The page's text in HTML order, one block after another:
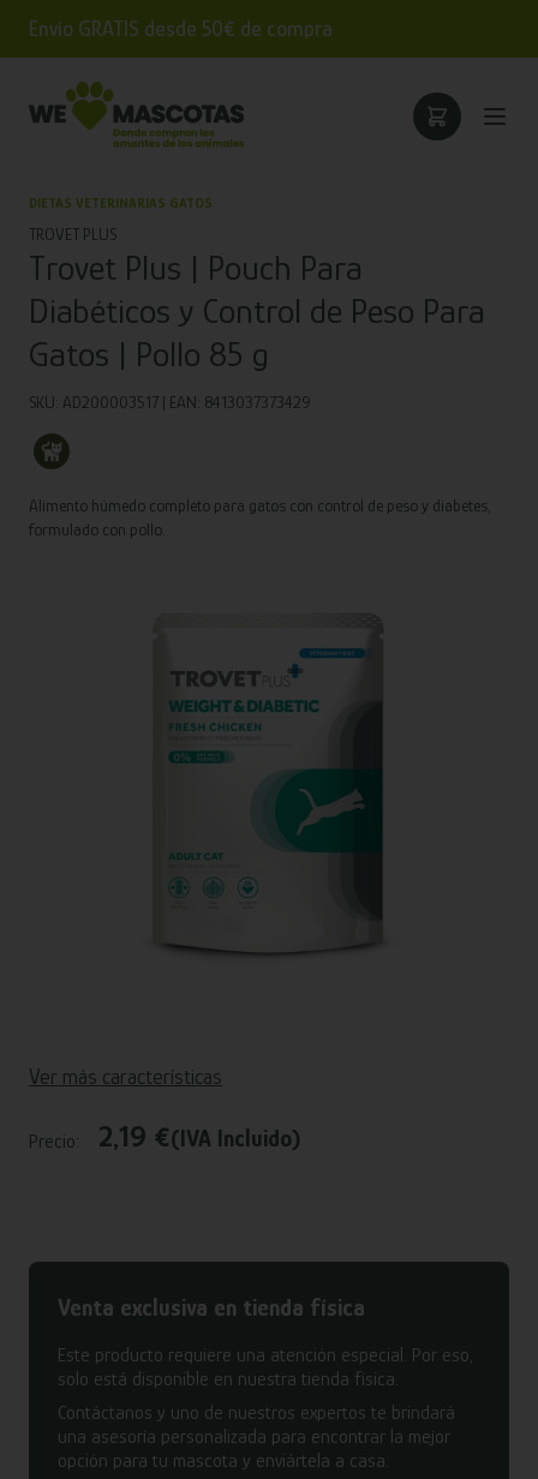
Envío GRATIS desde 50€ de compra
DIETAS VETERINARIAS GATOS
TROVET PLUS
Trovet Plus | Pouch Para
Diabéticos y Control de Peso Para
Gatos | Pollo 85 g
SKU: AD200003517 | EAN: 8413037373429
Alimento húmedo completo para gatos con control de peso y diabetes,
formulado con pollo.
Ver más características
Precio: 2,19 €(IVA Incluido)
Venta exclusiva en tienda física
Este producto requiere una atención especial. Por eso,
solo está disponible en nuestra tienda física.
Contáctanos y uno de nuestros expertos te brindará
una asesoría personalizada para encontrar la mejor
opción para tu mascota y enviártela a casa.